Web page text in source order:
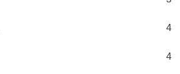
4
4